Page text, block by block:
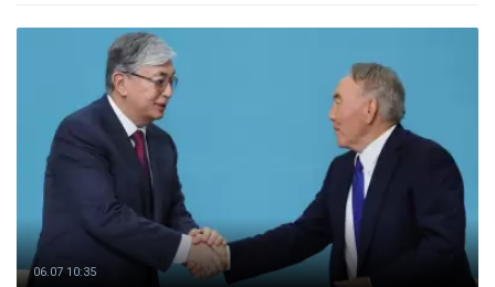
06.07 10:35